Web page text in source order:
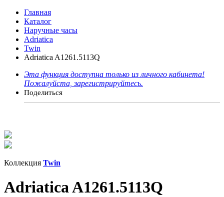
Главная
Каталог
Наручные часы
Adriatica
Twin
Adriatica A1261.5113Q
Эта функция доступна только из личного кабинета!
Пожалуйста, зарегистрируйтесь.
Поделиться
Коллекция Twin
Adriatica A1261.5113Q